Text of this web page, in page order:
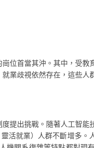
位首當其沖。其中，受
業歧視依然存在，這些
提出挑戰。隨著人工智
活就業）人群不斷增多。